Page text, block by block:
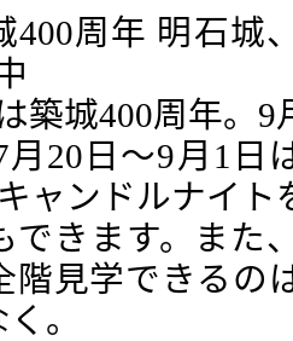
400周年 明石城
築城400周年。
20日～9月1日
ャンドルナイ
できます。また
階見学できるの
。